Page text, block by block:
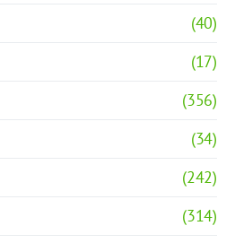
(40)
(17)
(356)
(34)
(242)
(314)